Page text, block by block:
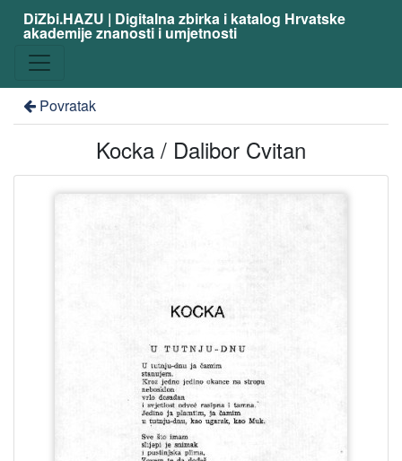
DiZbi.HAZU | Digitalna zbirka i katalog Hrvatske
akademije znanosti i umjetnosti
Povratak
Kocka / Dalibor Cvitan